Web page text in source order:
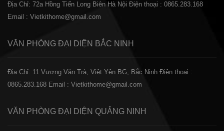
Địa Chỉ: 72a Hồng Tiến Long Biên Hà Nội Điện thoại : 0865.283.168
Email : Vietkithome@gmail.com
VĂN PHÒNG ĐẠI DIỆN BẮC NINH
Địa Chỉ: 11 Vương Văn Trà, Việt Yên BG, Bắc Ninh Điện thoại :
0865.283.168 Email : Vietkithome@gmail.com
VĂN PHÒNG ĐẠI DIỆN QUẢNG NINH